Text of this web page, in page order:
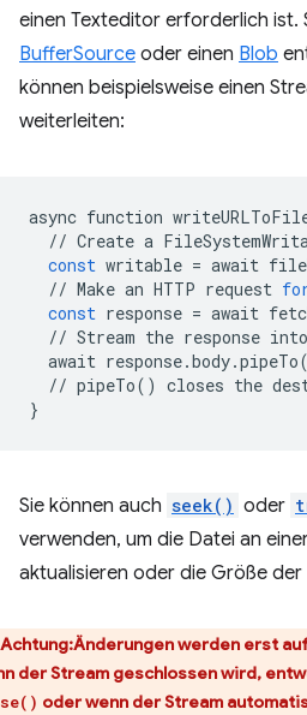
einen Texteditor erforderlich ist.
BufferSource oder einen Blob
können beispielsweise einen
weiterleiten:
async function
// Create a
const writable = await
// Make an HTTP request
const response = await
// Stream the response into
await response.body.pipeTo(
// pipeTo() closes the
}
Sie können auch seek() oder
verwenden, um die Datei an
aktualisieren oder die Größe
Achtung:Änderungen werden erst
der Stream geschlossen wird,
oder wenn der Stream